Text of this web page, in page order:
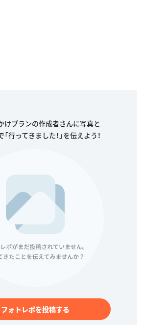
けプランの作成者さんに写真と
行ってきました！」を伝えよう！
フォトレポを投稿する